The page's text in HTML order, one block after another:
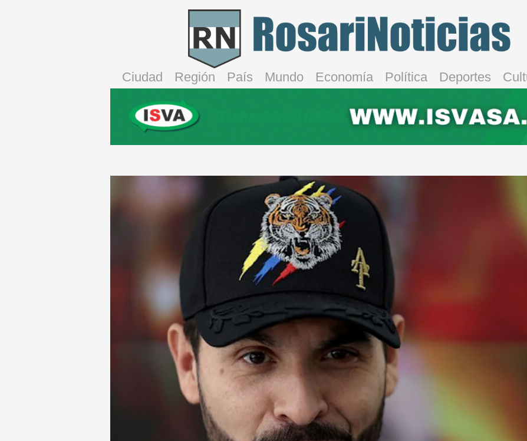
Ciudad Región País Mundo Economía Política Deportes